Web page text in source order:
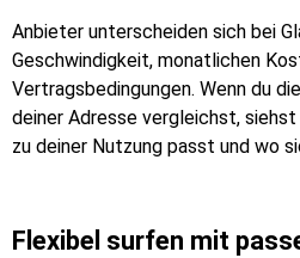
Anbieter unterscheiden sich bei
Geschwindigkeit, monatlichen
Vertragsbedingungen. Wenn du
deiner Adresse vergleichst,
zu deiner Nutzung passt und wo
Flexibel surfen mit